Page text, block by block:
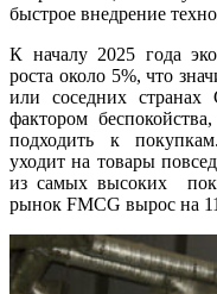
быстрое внедрение
К началу 2025 года
роста около 5%, что
или соседних
фактором
подходить к
уходит на товары
из самых высоких
рынок FMCG вырос на